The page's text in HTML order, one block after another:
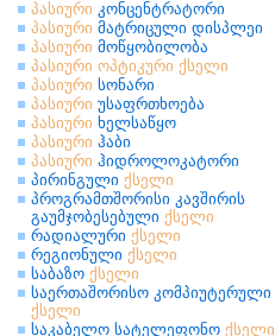
პასიური კონცენტრატორი
პასიური მატრიცული დისპლეი
პასიური მოწყობილობა
პასიური ოპტიკური ქსელი
პასიური სონარი
პასიური უსაფრთხოება
პასიური ხელსაწყო
პასიური ჰაბი
პასიური ჰიდროლოკატორი
პირინგული ქსელი
პროგრამთშორისი კავშირის
გაუმჯობესებული ქსელი
რადიალური ქსელი
რეგიონული ქსელი
საბაზო ქსელი
საერთაშორისო კომპიუტერული
ქსელი
საკაბელო სატელეფონო ქსელი